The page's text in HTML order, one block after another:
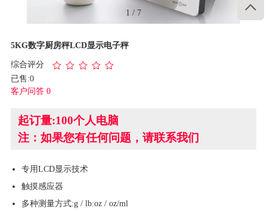

1 / 7
5KG数字厨房秤LCD显示电子秤
综合评分
已售:0
客户问答 0
起订量:100个人电脑
注：如果您有任何问题，请联系我们
专用LCD显示技术
触摸感应器
多种测量方式:g / lb:oz / oz/ml